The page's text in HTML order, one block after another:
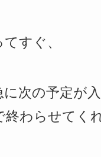
すぐ、
に次の予定が
わらせてく